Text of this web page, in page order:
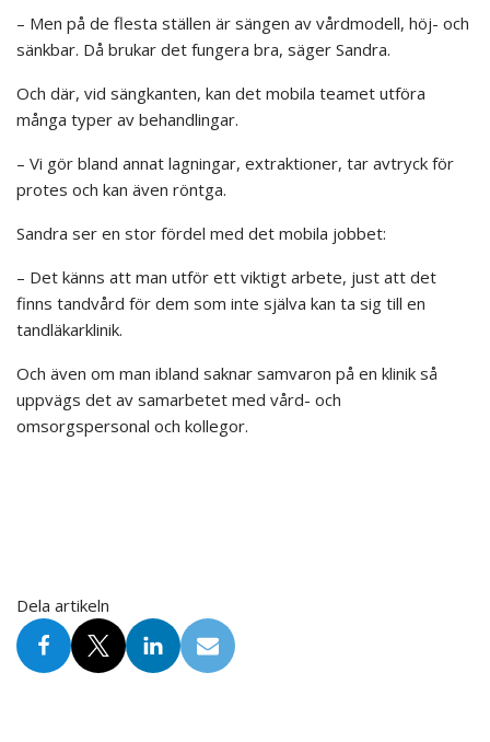
– Men på de flesta ställen är sängen av vårdmodell, höj- och
sänkbar. Då brukar det fungera bra, säger Sandra.
Och där, vid sängkanten, kan det mobila teamet utföra
många typer av behandlingar.
– Vi gör bland annat lagningar, extraktioner, tar avtryck för
protes och kan även röntga.
Sandra ser en stor fördel med det mobila jobbet:
– Det känns att man utför ett viktigt arbete, just att det
finns tandvård för dem som inte själva kan ta sig till en
tandläkarklinik.
Och även om man ibland saknar samvaron på en klinik så
uppvägs det av samarbetet med vård- och
omsorgspersonal och kollegor.
Dela artikeln